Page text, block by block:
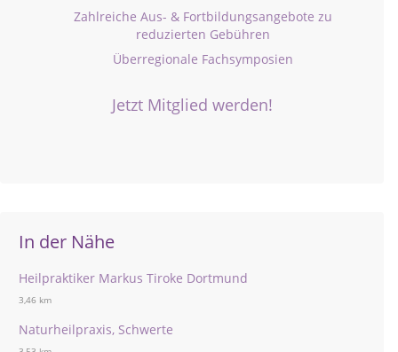
Zahlreiche Aus- & Fortbildungsangebote zu
reduzierten Gebühren
Überregionale Fachsymposien
Jetzt Mitglied werden!
In der Nähe
Heilpraktiker Markus Tiroke Dortmund
3,46 km
Naturheilpraxis, Schwerte